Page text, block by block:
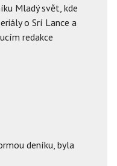
Mladý svět, kde
o Srí Lance a
redakce
deníku, byla